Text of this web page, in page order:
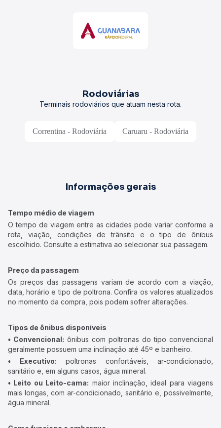
Rodoviárias
Terminais rodoviários que atuam nesta rota.
Correntina - Rodoviária Caruaru - Rodoviária
Informações gerais
Tempo médio de viagem
O tempo de viagem entre as cidades pode variar conforme a
rota, viação, condições de trânsito e o tipo de ônibus
escolhido. Consulte a estimativa ao selecionar sua passagem.
Preço da passagem
Os preços das passagens variam de acordo com a viação,
data, horário e tipo de poltrona. Confira os valores atualizados
no momento da compra, pois podem sofrer alterações.
Tipos de ônibus disponíveis
• Convencional: ônibus com poltronas do tipo convencional
geralmente possuem uma inclinação até 45º e banheiro.
• Executivo: poltronas confortáveis, ar-condicionado,
sanitário e, em alguns casos, água mineral.
• Leito ou Leito-cama: maior inclinação, ideal para viagens
mais longas, com ar-condicionado, sanitário e, possivelmente,
água mineral.